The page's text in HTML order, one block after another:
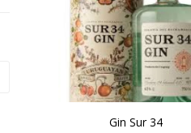
Gin Sur 34